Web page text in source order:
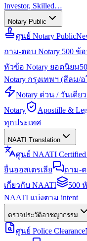
Investor, Skilled…
Notary Public
ศูนย์ Notary Public
ถาม-ตอบ Notary 500 ข้อ
หัวข้อ Notary ยอดนิยม
Notary กรุงเทพฯ (สีลม/
Notary ด่วน / วันเดียว
Notary
Apostille &
ทุกประเทศ
NAATI Translation
ศูนย์ NAATI Certified
ยื่นออสเตรเลีย
ถาม-
เกี่ยวกับ NAATI
500
NAATI แบ่งตาม intent
ตรวจประวัติอาชญากรรม
ศูนย์ Police Clearance